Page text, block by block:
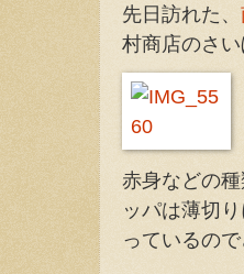
先日訪れた、
村商店のさい
赤身などの
ッパは薄切
っているの